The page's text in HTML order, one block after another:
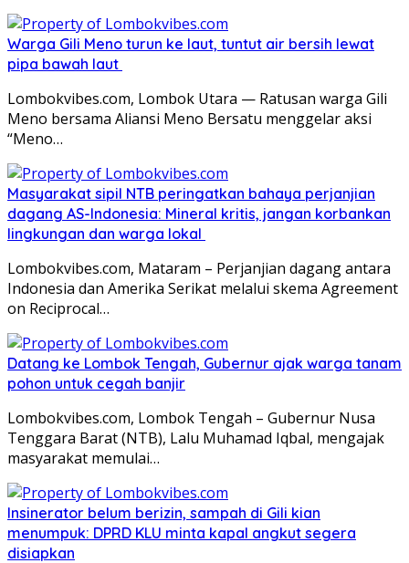
Warga Gili Meno turun ke laut, tuntut air bersih lewat
pipa bawah laut
Lombokvibes.com, Lombok Utara — Ratusan warga Gili
Meno bersama Aliansi Meno Bersatu menggelar aksi
“Meno…
Masyarakat sipil NTB peringatkan bahaya perjanjian
dagang AS-Indonesia: Mineral kritis, jangan korbankan
lingkungan dan warga lokal
Lombokvibes.com, Mataram – Perjanjian dagang antara
Indonesia dan Amerika Serikat melalui skema Agreement
on Reciprocal…
Datang ke Lombok Tengah, Gubernur ajak warga tanam
pohon untuk cegah banjir
Lombokvibes.com, Lombok Tengah – Gubernur Nusa
Tenggara Barat (NTB), Lalu Muhamad Iqbal, mengajak
masyarakat memulai…
Insinerator belum berizin, sampah di Gili kian
menumpuk: DPRD KLU minta kapal angkut segera
disiapkan